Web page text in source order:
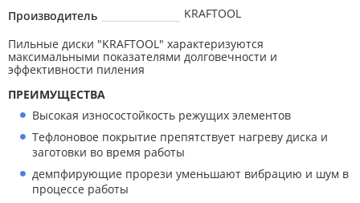
Производитель
KRAFTOOL
Пильные диски ″KRAFTOOL″ характеризуются
максимальными показателями долговечности и
эффективности пиления
ПРЕИМУЩЕСТВА
Высокая износостойкость режущих элементов
Тефлоновое покрытие препятствует нагреву диска и
заготовки во время работы
демпфирующие прорези уменьшают вибрацию и шум в
процессе работы